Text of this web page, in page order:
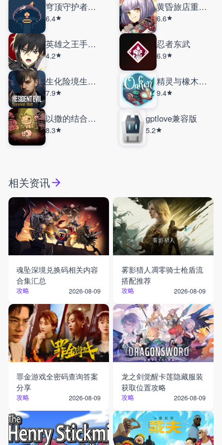
穹顶守护者手机版
6.4
黄昏旅店重制版
6.6
英雄之王手机版
4.2
忍者东武
6.9
生化险境生存兵种
7.9
精灵与橡木之歌
9.4
以撒的结合重生
8.3
gptlove兼容版
5.2
相关资讯
魂坠深境兑换码相关内容
合集汇总
攻略 2026-08-09
雾影猎人凋零骑士枪盾流
搭配推荐
攻略 2026-08-09
罪金游戏全密码查询答案
分享
攻略 2026-08-09
龙之剑觉醒卡莲隐藏服装
获取位置攻略
攻略 2026-08-09